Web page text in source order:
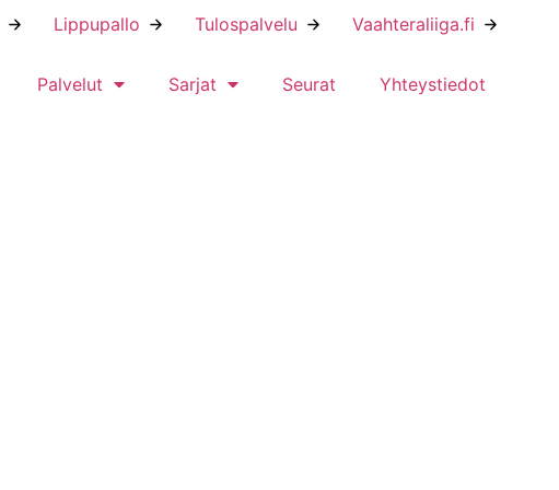
Lippupallo Tulospalvelu Vaahteraliiga.fi
Palvelut Sarjat Seurat Yhteystiedot